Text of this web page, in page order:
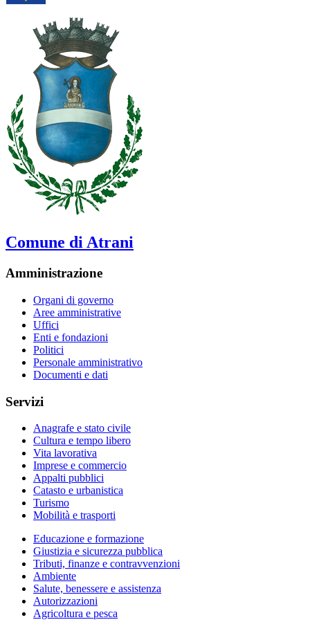
Comune di Atrani
Amministrazione
Organi di governo
Aree amministrative
Uffici
Enti e fondazioni
Politici
Personale amministrativo
Documenti e dati
Servizi
Anagrafe e stato civile
Cultura e tempo libero
Vita lavorativa
Imprese e commercio
Appalti pubblici
Catasto e urbanistica
Turismo
Mobilità e trasporti
Educazione e formazione
Giustizia e sicurezza pubblica
Tributi, finanze e contravvenzioni
Ambiente
Salute, benessere e assistenza
Autorizzazioni
Agricoltura e pesca